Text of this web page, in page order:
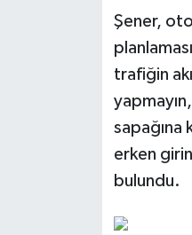
Şener,
trafiğin
erken
bulundu.